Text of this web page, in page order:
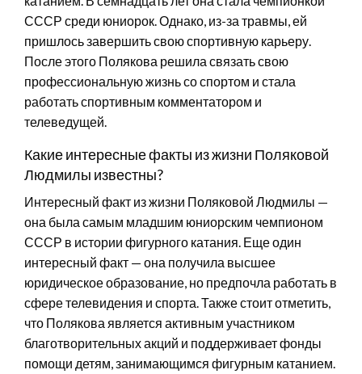
СССР среди юниорок. Однако, из-за травмы, ей
пришлось завершить свою спортивную карьеру.
После этого Полякова решила связать свою
профессиональную жизнь со спортом и стала
работать спортивным комментатором и
телеведущей.
Какие интересные факты из жизни Поляковой
Людмилы известны?
Интересный факт из жизни Поляковой Людмилы —
она была самым младшим юниорским чемпионом
СССР в истории фигурного катания. Еще один
интересный факт — она получила высшее
юридическое образование, но предпочла работать в
сфере телевидения и спорта. Также стоит отметить,
что Полякова является активным участником
благотворительных акций и поддерживает фонды
помощи детям, занимающимся фигурным катанием.